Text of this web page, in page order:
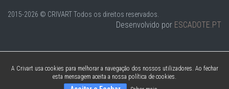
2015-2026 © CRIVARTTodos os direitos reservados.
Desenvolvido por ESCADOTE.PT
A Crivart usa cookies para melhorar a navegação dos nossos utilizadores. Ao fechar
esta mensagem aceita a nossa política de cookies.